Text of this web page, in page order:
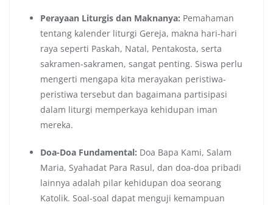
Perayaan Liturgis dan Maknanya: Pemahaman
tentang kalender liturgi Gereja, makna hari-hari
raya seperti Paskah, Natal, Pentakosta, serta
sakramen-sakramen, sangat penting. Siswa perlu
mengerti mengapa kita merayakan peristiwa-
peristiwa tersebut dan bagaimana partisipasi
dalam liturgi memperkaya kehidupan iman
mereka.
Doa-Doa Fundamental: Doa Bapa Kami, Salam
Maria, Syahadat Para Rasul, dan doa-doa pribadi
lainnya adalah pilar kehidupan doa seorang
Katolik. Soal-soal dapat menguji kemampuan